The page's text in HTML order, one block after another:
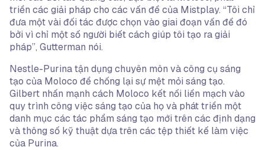
triển các giải pháp cho các vấn đề của Mistplay. “Tôi chỉ
đưa một vài đối tác được chọn vào giai đoạn vấn đề đó
bởi vì chỉ một số người biết cách giúp tôi tạo ra giải
pháp”, Gutterman nói.
Nestle-Purina tận dụng chuyên môn và công cụ sáng
tạo của Moloco để chống lại sự mệt mỏi sáng tạo.
Gilbert nhấn mạnh cách Moloco kết nối liền mạch vào
quy trình công việc sáng tạo của họ và phát triển một
danh mục các tác phẩm sáng tạo mới trên các định dạng
và thông số kỹ thuật dựa trên các tệp thiết kế làm việc
của Purina.